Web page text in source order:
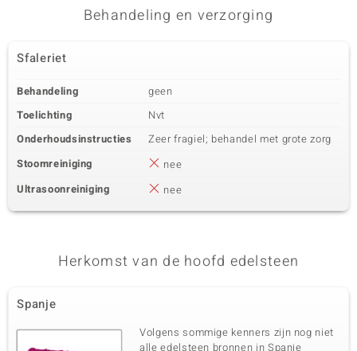
Edelsteen exact
Karaatgewicht som
0,13 ct
Zetting
Bezel
Herkomst
Afrika
Behandeling en verzorging
Sfaleriet
Behandeling
geen
Toelichting
Nvt
Onderhoudsinstructies
Zeer fragiel; behandel met grote zorg
Stoomreiniging
nee
Ultrasoonreiniging
nee
Herkomst van de hoofd edelsteen
Spanje
Volgens sommige kenners zijn nog niet
alle edelsteen bronnen in Spanje